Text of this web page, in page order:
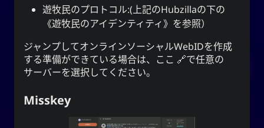
遊牧民のプロトコル:(上記のHubzillaの下の
《遊牧民のアイデンティティ》を参照）
ジャンプしてオンラインソーシャルWebIDを作成
する準備ができている場合は、 ここ
で任意の
サーバーを選択してください。
Misskey